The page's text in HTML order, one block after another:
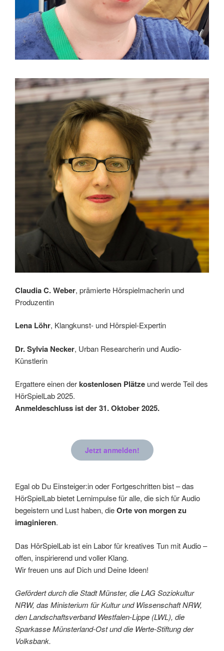
Claudia C. Weber, prämierte Hörspielmacherin und
Produzentin
Lena Löhr, Klangkunst- und Hörspiel-Expertin
Dr. Sylvia Necker, Urban Researcherin und Audio-
Künstlerin
Ergattere einen derkostenlosen Plätze und werde Teil des
HörSpielLab 2025.
Anmeldeschluss ist der 31. Oktober 2025.
Jetzt anmelden!
Egal ob Du Einsteiger:in oder Fortgeschritten bist – das
HörSpielLab bietet Lernimpulse für alle, die sich für Audio
begeistern und Lust haben, dieOrte von morgen zu
imaginieren.
Das HörSpielLab ist ein Labor für kreatives Tun mit Audio –
offen, inspirierend und voller Klang.
Wir freuen uns auf Dich und Deine Ideen!
Gefördert durch die Stadt Münster, die LAG Soziokultur
NRW, das Ministerium für Kultur und Wissenschaft NRW,
den Landschaftsverband Westfalen-Lippe (LWL), die
Sparkasse Münsterland-Ost und die Werte-Stiftung der
Volksbank.